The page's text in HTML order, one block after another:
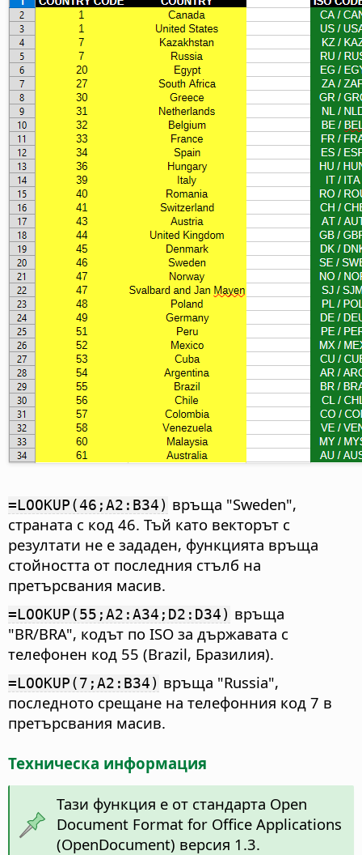
=LOOKUP(46;A2:B34) връща "Sweden",
страната с код 46. Тъй като векторът с
резултати не е зададен, функцията връща
стойността от последния стълб на
претърсвания масив.
=LOOKUP(55;A2:A34;D2:D34) връща
"BR/BRA", кодът по ISO за държавата с
телефонен код 55 (Brazil, Бразилия).
=LOOKUP(7;A2:B34) връща "Russia",
последното срещане на телефонния код 7 в
претърсвания масив.
Техническа информация
Тази функция е от стандарта Open
Document Format for Office Applications
(OpenDocument) версия 1.3.